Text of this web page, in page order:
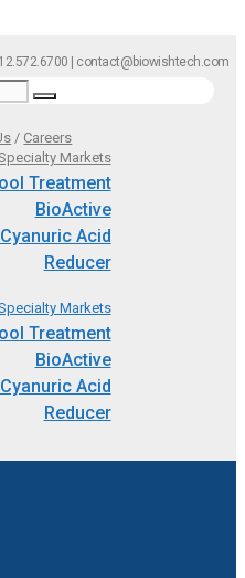
| contact@biowishtech.com
/ Careers
Markets
Treatment
BioActive
Cyanuric Acid
Reducer
Markets
Treatment
BioActive
Cyanuric Acid
Reducer